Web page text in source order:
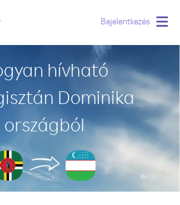
Bejelentkezés
hívható
Dominika
országból